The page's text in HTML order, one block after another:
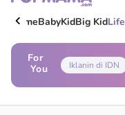
HomeBabyKidBig KidLife
For
You
Iklanin di IDN